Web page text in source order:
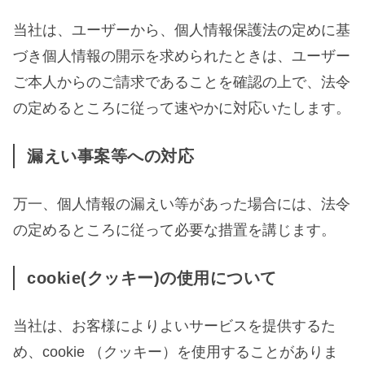
当社は、ユーザーから、個人情報保護法の定めに基
づき個人情報の開示を求められたときは、ユーザー
ご本人からのご請求であることを確認の上で、法令
の定めるところに従って速やかに対応いたします。
漏えい事案等への対応
万一、個人情報の漏えい等があった場合には、法令
の定めるところに従って必要な措置を講じます。
cookie(クッキー)の使用について
当社は、お客様によりよいサービスを提供するた
め、cookie （クッキー）を使用することがありま